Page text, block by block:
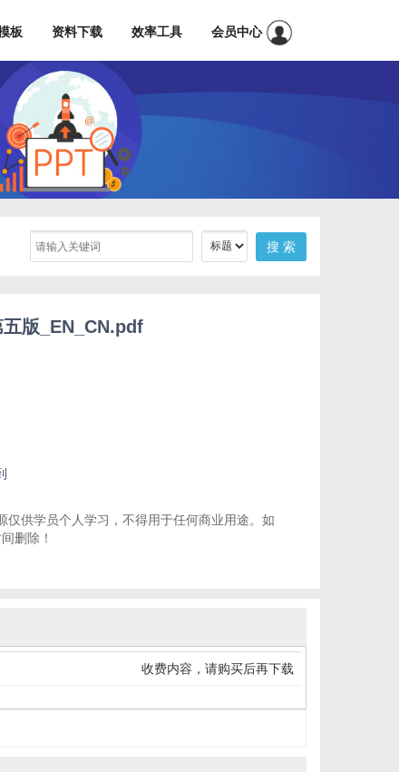
板 资料下载 效率工具 会员中心
版_EN_CN.pdf
供学员个人学习，不得用于任何商业用途。如
删除！
收费内容，请购买后再下载